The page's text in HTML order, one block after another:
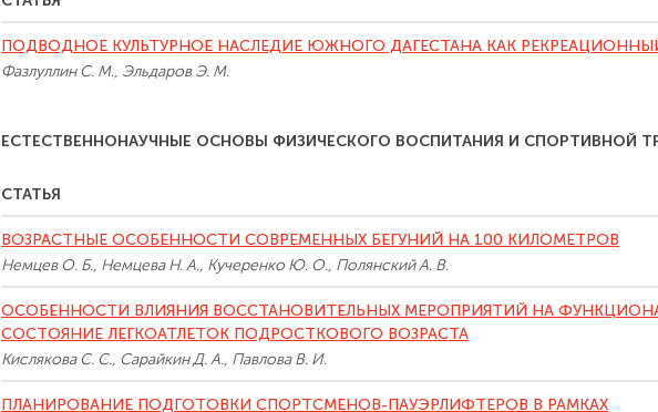
ПОДВОДНОЕ КУЛЬТУРНОЕ НАСЛЕДИЕ ЮЖНОГО ДАГЕСТАНА КАК
Фазлуллин С. М., Эльдаров Э. М.
ЕСТЕСТВЕННОНАУЧНЫЕ ОСНОВЫ ФИЗИЧЕСКОГО ВОСПИТАНИЯ И СПОРТИВНОЙ
СТАТЬЯ
ВОЗРАСТНЫЕ ОСОБЕННОСТИ СОВРЕМЕННЫХ БЕГУНИЙ НА 100 КИЛОМЕТРОВ
Немцев О. Б., Немцева Н. А., Кучеренко Ю. О., Полянский А. В.
ОСОБЕННОСТИ ВЛИЯНИЯ ВОССТАНОВИТЕЛЬНЫХ МЕРОПРИЯТИЙ НА
СОСТОЯНИЕ ЛЕГКОАТЛЕТОК ПОДРОСТКОВОГО ВОЗРАСТА
Кислякова С. С., Сарайкин Д. А., Павлова В. И.
ПЛАНИРОВАНИЕ ПОДГОТОВКИ СПОРТСМЕНОВ-ПАУЭРЛИФТЕРОВ В РАМКАХ